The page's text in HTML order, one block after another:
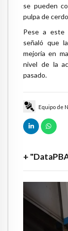
Equipo de
+
se pueden
pulpa de
Pese a este
señaló que
mejoría en
nivel de la
pasado.